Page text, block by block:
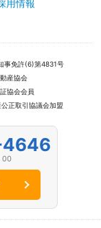
用情報
事免許(6)第4831号
産協会
協会会員
正取引協議会加盟
00